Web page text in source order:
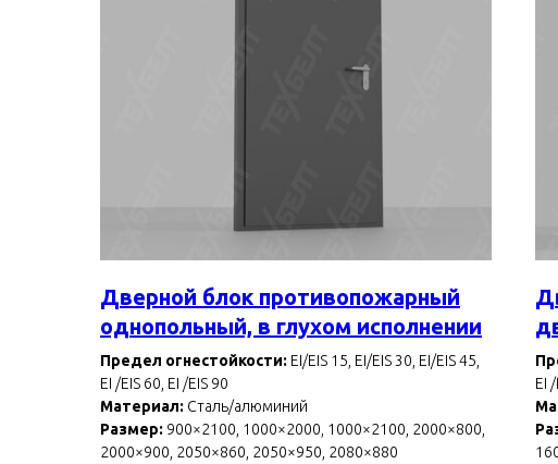
Дверной блок противопожарный
однопольный, в глухом исполнении
Предел огнестойкости: EI/EIS 15, EI/EIS 30, EI/EIS 45,
EI /EIS 60, EI /EIS 90
Материал: Сталь/алюминий
Размер: 900×2100, 1000×2000, 1000×2100, 2000×800,
2000×900, 2050×860, 2050×950, 2080×880
EI